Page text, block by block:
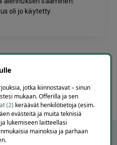
oli jo käytetty.
jotka kiinnostavat – sinun
mukaan. Offerilla ja sen
(2) keräävät henkilötietoja (esim.
evästeitä ja muita teknisiä
lukemiseen laitteellasi
mainoksia ja parhaan